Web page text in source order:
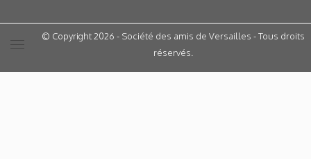
© Copyright 2026 - Société des amis de Versailles - Tous droits
réservés.